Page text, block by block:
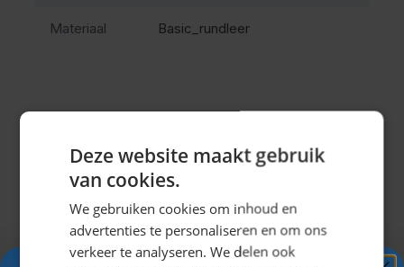
dansen.
Deze lederhosen is ideaal voor het Oktoberfest in
München, maar ook voor andere themafeesten en
carnaval. De donkerbruine kleur zorgt voor een rustige
en traditionele uitstraling die makkelijk te combineren
is. Dankzij de praktische zakken neem je eenvoudig je
Materiaal Basic_rundleer
Misschien vind je dit ook leuk?
Navigeren door de elementen van de carrousel is
Druk om carrousel over te slaan
Druk op om naar carrouselnavigatie te gaan
Deze website maakt gebruik
van cookies.
We gebruiken cookies om inhoud en
advertenties te personaliseren en om ons
verkeer te analyseren. We delen ook